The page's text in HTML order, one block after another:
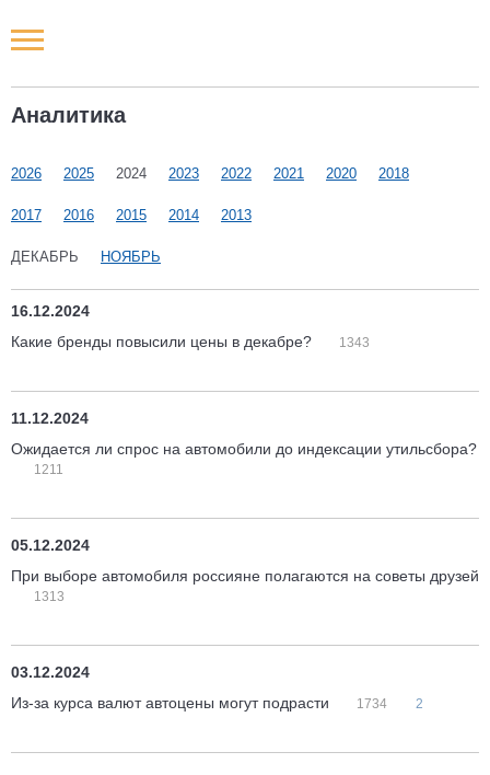
Аналитика
2026 2025 2024 2023 2022 2021 2020 2018
2017 2016 2015 2014 2013
ДЕКАБРЬ НОЯБРЬ
16.12.2024
Какие бренды повысили цены в декабре?
1343
11.12.2024
Ожидается ли спрос на автомобили до индексации утильсбора?
1211
05.12.2024
При выборе автомобиля россияне полагаются на советы друзей
1313
03.12.2024
Из-за курса валют автоцены могут подрасти
1734 2
Новости РФ
Наши мероприятия
Статьи